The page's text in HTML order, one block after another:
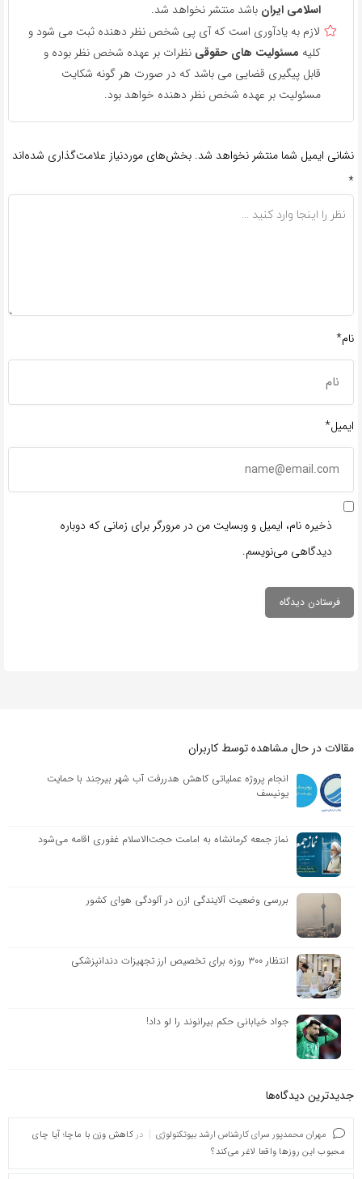
اسلامی ایران باشد منتشر نخواهد شد.
لازم به یادآوری است که آی پی شخص نظر دهنده ثبت می شود و
کلیه مسئولیت های حقوقی نظرات بر عهده شخص نظر بوده و
قابل پیگیری قضایی می باشد که در صورت هر گونه شکایت
مسئولیت بر عهده شخص نظر دهنده خواهد بود.
نشانی ایمیل شما منتشر نخواهد شد. بخش‌های موردنیاز علامت‌گذاری شده‌اند
*
نام*
ایمیل*
ذخیره نام، ایمیل و وبسایت من در مرورگر برای زمانی که دوباره
دیدگاهی می‌نویسم.
مقالات در حال مشاهده توسط کاربران
انجام پروژه عملیاتی کاهش هدررفت آب شهر بیرجند با حمایت
یونیسف
نماز جمعه کرمانشاه به امامت حجت‌الاسلام غفوری اقامه می‌شود
بررسی وضعیت آلایندگی ازن در آلودگی هوای کشور
انتظار ۳۰۰ روزه برای تخصیص ارز تجهیزات دندانپزشکی
جواد خیابانی حکم بیرانوند را لو داد!
جدیدترین دیدگاه‌‌ها
مهران محمدپور سرای کارشناس ارشد بیوتکنولوژی در کاهش وزن با ماچا؛ آیا چای
محبوب این روزها واقعا لاغر می‌کند؟